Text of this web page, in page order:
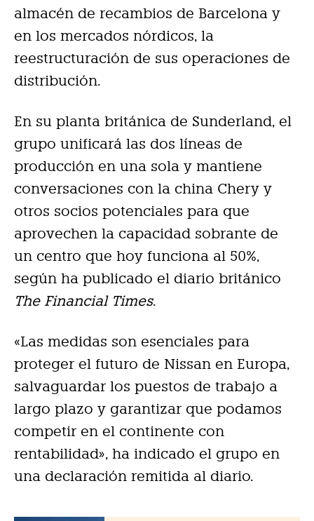
almacén de recambios de Barcelona y
en los mercados nórdicos, la
reestructuración de sus operaciones de
distribución.
En su planta británica de Sunderland, el
grupo unificará las dos líneas de
producción en una sola y mantiene
conversaciones con la china Chery y
otros socios potenciales para que
aprovechen la capacidad sobrante de
un centro que hoy funciona al 50%,
según ha publicado el diario británico
The Financial Times.
«Las medidas son esenciales para
proteger el futuro de Nissan en Europa,
salvaguardar los puestos de trabajo a
largo plazo y garantizar que podamos
competir en el continente con
rentabilidad», ha indicado el grupo en
una declaración remitida al diario.